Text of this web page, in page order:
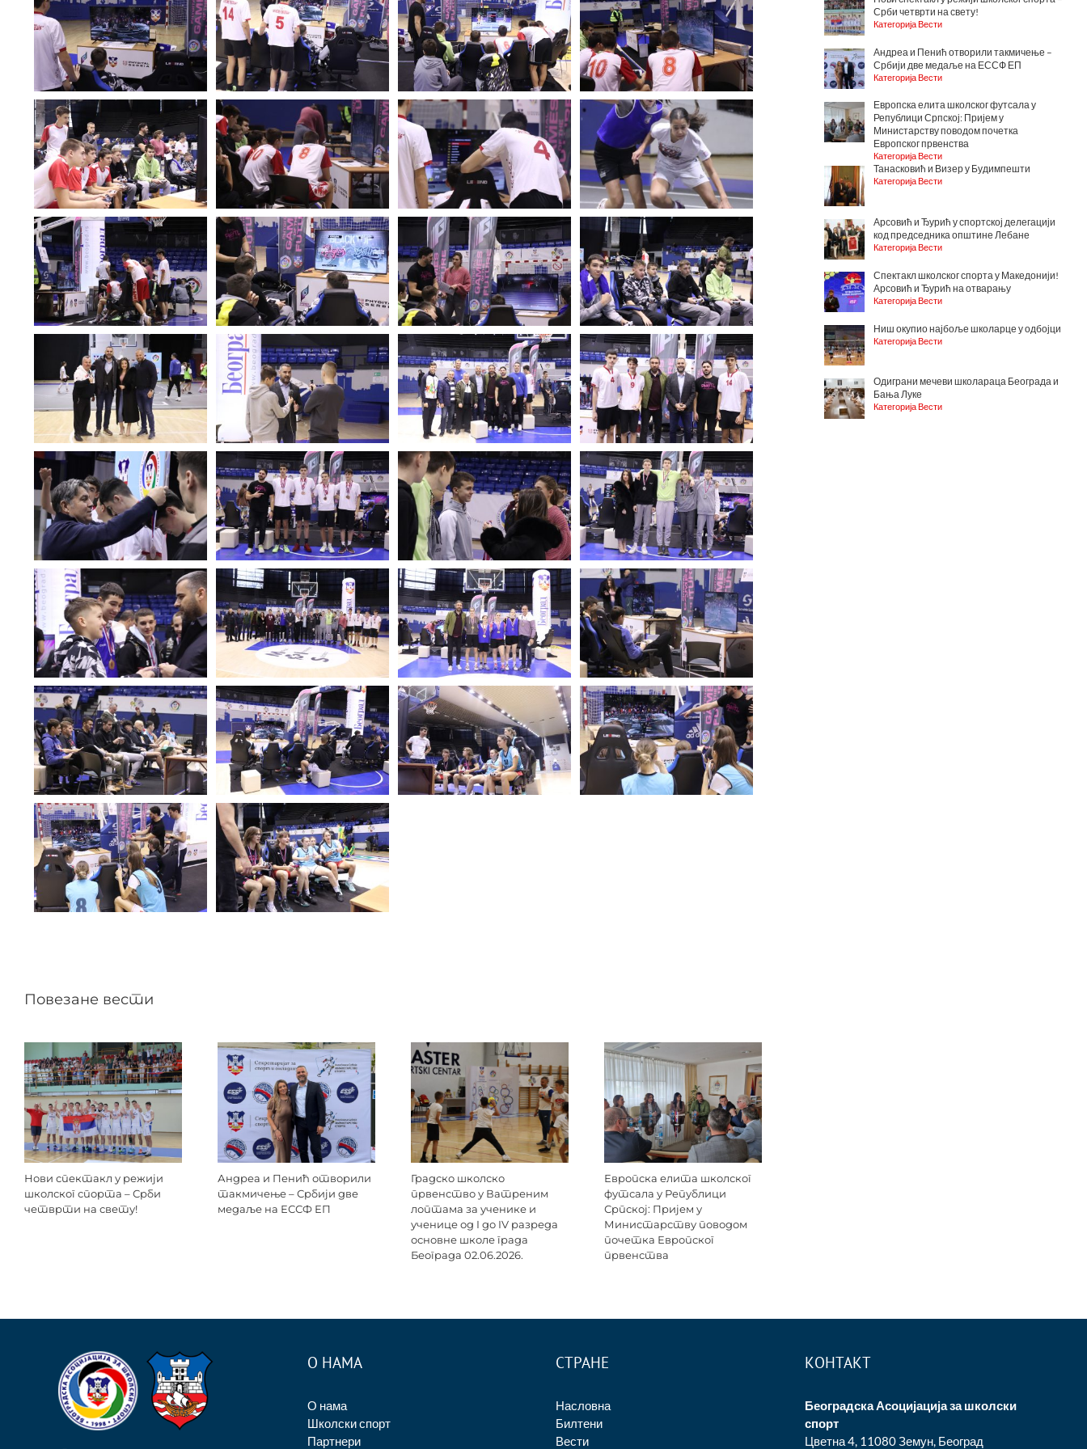
Повезане вести
Нови спектакл у режији
школског спорта – Срби
четврти на свету!
Андреа и Пенић отворили
такмичење – Србији две
медаље на ЕССФ ЕП
Градско школско
првенство у Ватреним
лоптама за ученике и
ученице од I до IV разреда
основне школе града
Београда 02.06.2026.
Европска елита школског
футсала у Републици
Српској: Пријем у
Министарству поводом
почетка Европског
првенства
Срби четврти на свету!
Категорија Вести
Андреа и Пенић отворили такмичење –
Србији две медаље на ЕССФ ЕП
Категорија Вести
Европска елита школског футсала у
Републици Српској: Пријем у
Министарству поводом почетка
Европског првенства
Категорија Вести
Танасковић и Визер у Будимпешти
Категорија Вести
Арсовић и Ђурић у спортској делегацији
код председника општине Лебане
Категорија Вести
Спектакл школског спорта у Македонији!
Арсовић и Ђурић на отварању
Категорија Вести
Ниш окупио најбоље школарце у одбојци
Категорија Вести
Одиграни мечеви школараца Београда и
Бања Луке
Категорија Вести
О НАМА
О нама
Школски спорт
Партнери
СТРАНЕ
Насловна
Билтени
Вести
КОНТАКТ
Београдска Асоцијација за школски
спорт
Цветна 4, 11080 Земун, Београд